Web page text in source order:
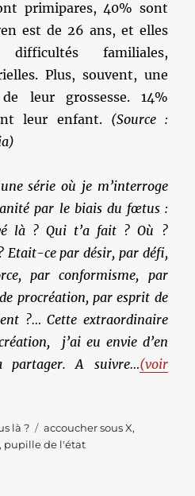
primipares, 40% sont
est de 26 ans, et elles
familiales,
Plus, souvent, une
leur grossesse. 14%
leur enfant. (Source :
série où je m’interroge
par le biais du fœtus :
là ? Qui t’a fait ? Où ?
Etait-ce par désir, par défi,
par conformisme, par
procréation, par esprit de
?… Cette extraordinaire
j’ai eu envie d’en
A suivre…(voir
là ? Étiquettes
accoucher sous X,
, pupille de l'état